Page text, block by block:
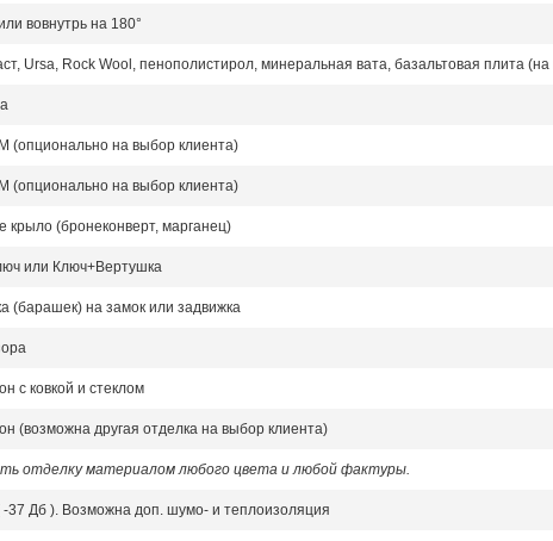
вовнутрь на 180°
Ursa, Rock Wool, пенополистирол, минеральная вата, базальтовая плита
(опционально на выбор клиента)
(опционально на выбор клиента)
крыло (бронеконверт, марганец)
или Ключ+Вертушка
(барашек) на замок или задвижка
с ковкой и стеклом
(возможна другая отделка на выбор клиента)
отделку материалом любого цвета и любой фактуры.
-37 Дб ). Возможна доп. шумо- и теплоизоляция